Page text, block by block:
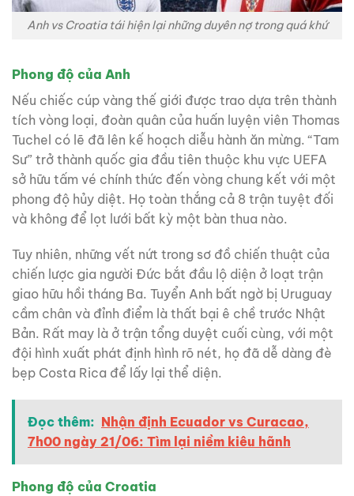
Anh vs Croatia tái hiện lại những duyên nợ trong quá khứ
Phong độ của Anh
Nếu chiếc cúp vàng thế giới được trao dựa trên thành
tích vòng loại, đoàn quân của huấn luyện viên Thomas
Tuchel có lẽ đã lên kế hoạch diễu hành ăn mừng. “Tam
Sư” trở thành quốc gia đầu tiên thuộc khu vực UEFA
sở hữu tấm vé chính thức đến vòng chung kết với một
phong độ hủy diệt. Họ toàn thắng cả 8 trận tuyệt đối
và không để lọt lưới bất kỳ một bàn thua nào.
Tuy nhiên, những vết nứt trong sơ đồ chiến thuật của
chiến lược gia người Đức bắt đầu lộ diện ở loạt trận
giao hữu hồi tháng Ba. Tuyển Anh bất ngờ bị Uruguay
cầm chân và đỉnh điểm là thất bại ê chề trước Nhật
Bản. Rất may là ở trận tổng duyệt cuối cùng, với một
đội hình xuất phát định hình rõ nét, họ đã dễ dàng đè
bẹp Costa Rica để lấy lại thể diện.
Đọc thêm: Nhận định Ecuador vs Curacao,
7h00 ngày 21/06: Tìm lại niềm kiêu hãnh
Phong độ của Croatia